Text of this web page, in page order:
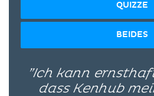
QUIZZE
BEIDES
”Ich kann
dass Kenhub